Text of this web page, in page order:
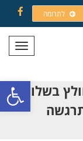
פתח
לתרומה
תפריט
בשלום